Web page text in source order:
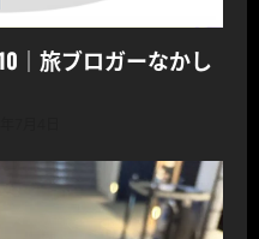
｜旅ブロガーなかし